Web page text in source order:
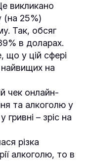
викликано
(на 25%)
Так, обсяг
в доларах.
що у цій сфері
на
чек онлайн-
та алкоголю у
– зріс на
різка
алкоголю, то в